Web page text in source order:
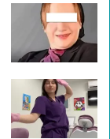
جذور
العنف
الأسري